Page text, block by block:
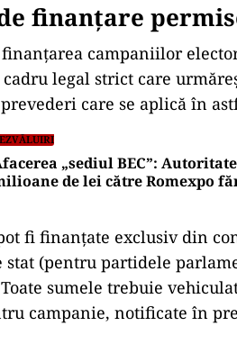
finanțare
campaniilor
cadru legal strict care
care se aplică în
„sediul BEC”:
de lei către Romexpo
fi finanțate exclusiv din
stat (pentru partidele
sumele trebuie
campanie, notificate în